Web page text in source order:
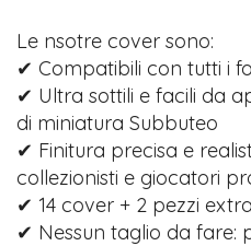
Le nsotre cover sono:
✔ Compatibili con tutti i
✔ Ultra sottili e facili da
di miniatura Subbuteo
✔ Finitura precisa e
collezionisti e giocatori
✔ 14 cover + 2 pezzi
✔ Nessun taglio da fare: